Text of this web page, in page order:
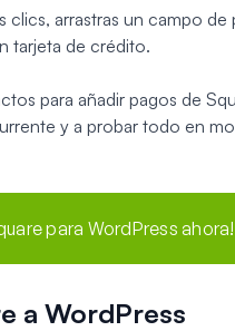
arrastras un campo de
tarjeta de crédito.
para añadir pagos de
y a probar todo en
para WordPress
a WordPress